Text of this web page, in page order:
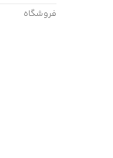
فروشگاه